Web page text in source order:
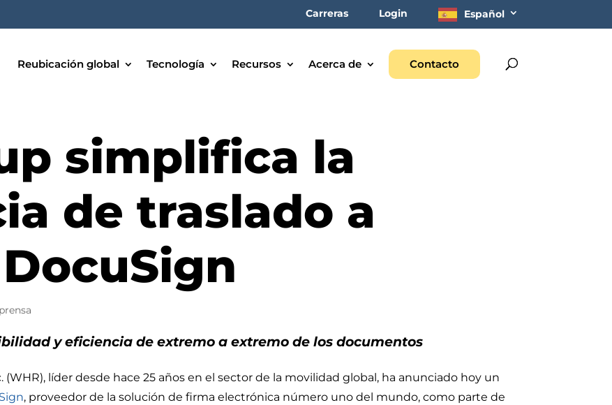
Carreras Login Español
Reubicación global Tecnología Recursos Acerca de Contacto
simplifica la
de traslado a
y eficiencia de extremo a extremo de los documentos
(WHR), líder desde hace 25 años en el sector de la movilidad global, ha anunciado hoy un
, proveedor de la solución de firma electrónica número uno del mundo, como parte de